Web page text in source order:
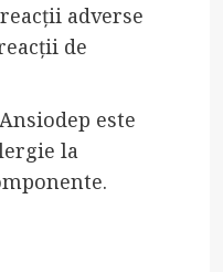
adverse
de
este
la